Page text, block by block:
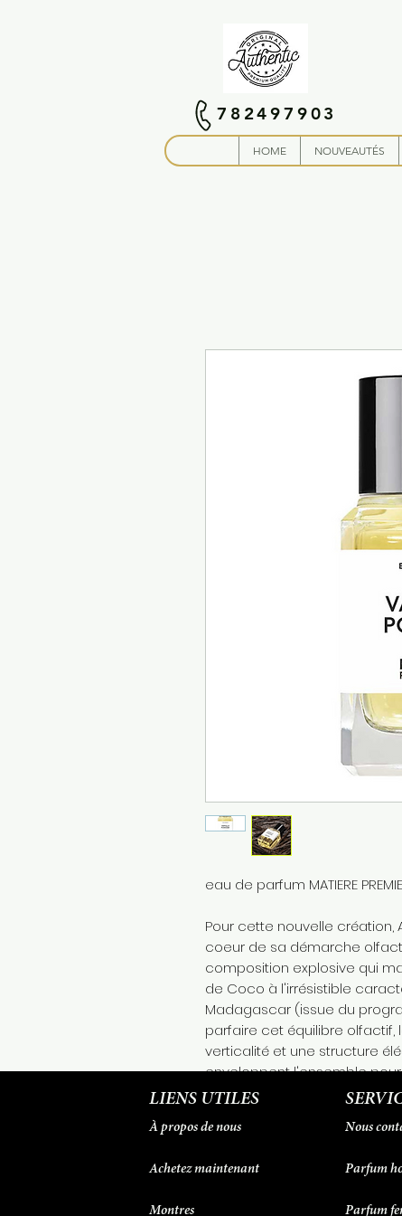
782497903
HOME NOUVEAUTÉS
eau de parfum MATIERE
Pour cette nouvelle création,
coeur de sa démarche
composition explosive qui
de Coco à l'irrésistible
Madagascar (issue du
parfaire cet équilibre olfactif,
verticalité et une structure
enveloppent l'ensemble
lumineux. Le résultat est
de modernité et de
LIENS UTILES
À propos de nous
Achetez maintenant
Montres
Nous
Parfum
Parfum